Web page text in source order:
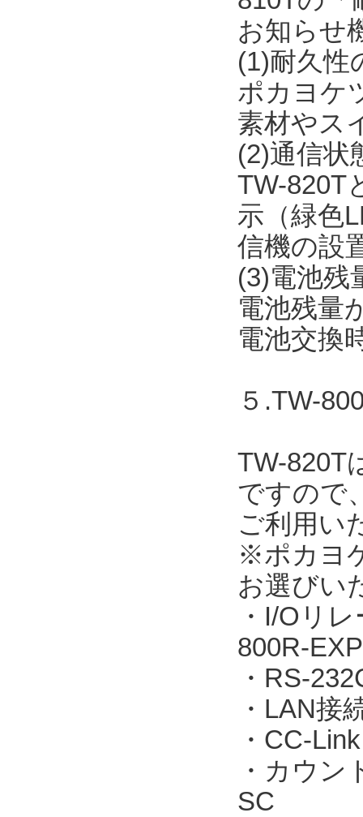
お知らせ
(1)耐久性
ポカヨケ
素材やス
(2)通信状
TW-820T
示（緑色
信機の設
(3)電池残
電池残量
電池交換
５.TW-
TW-820T
ですので
ご利用い
※ポカヨ
お選びい
・I/Oリ
800R-EXP
・RS-
・LAN接
・CC-
・カウン
SC